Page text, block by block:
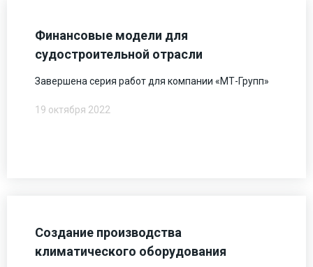
Финансовые модели для
судостроительной отрасли
Завершена серия работ для компании «МТ-Групп»
19 октября 2022
Создание производства
климатического оборудования